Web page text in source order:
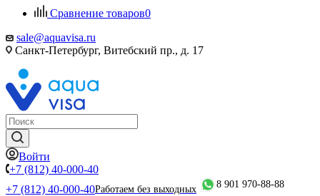
Сравнение товаров0
sale@aquavisa.ru
Санкт-Петербург, Витебский пр., д. 17
Войти
+7 (812) 40-000-40
+7 (812) 40-000-40Работаем без выходных
8 901 970-88-88